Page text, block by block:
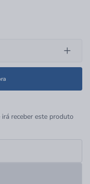
receber este produto